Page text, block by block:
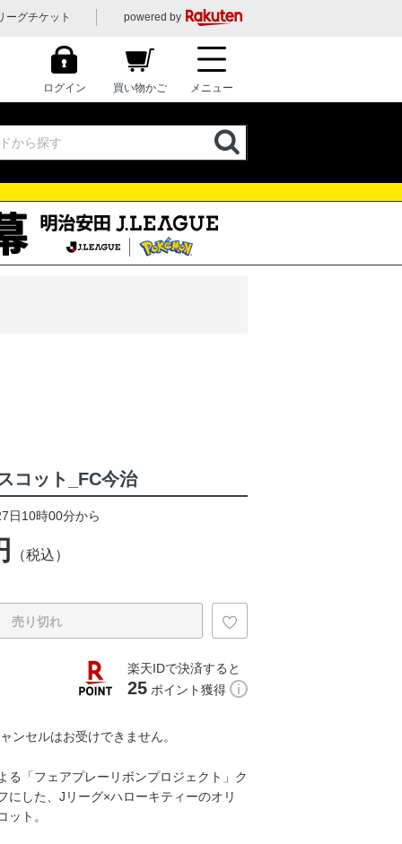
ーグチケット powered by
ログイン 買い物かご メニュー
コット_FC今治
日10時00分から
（税込）
売り切れ
楽天IDで決済すると
25 ポイント獲得
ンセルはお受けできません。
る「フェアプレーリボンプロジェクト」ク
にした、Jリーグ×ハローキティーのオリ
ット。